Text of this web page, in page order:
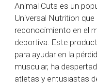
Animal Cuts es un
Universal Nutrition que
reconocimiento en el
deportiva. Este
para ayudar en la
muscular, ha
atletas y entusiastas